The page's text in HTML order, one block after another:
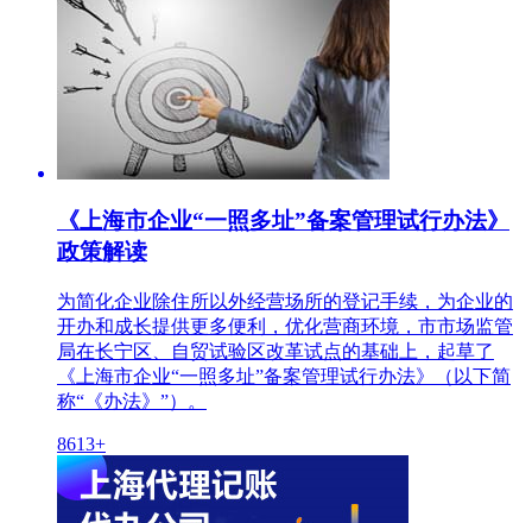
《上海市企业“一照多址”备案管理试行办法》
政策解读
为简化企业除住所以外经营场所的登记手续，为企业的
开办和成长提供更多便利，优化营商环境，市市场监管
局在长宁区、自贸试验区改革试点的基础上，起草了
《上海市企业“一照多址”备案管理试行办法》（以下简
称“《办法》”）。
8613+